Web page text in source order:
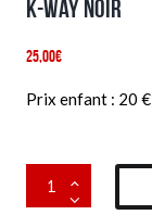
K-way noir
25,00€
Prix enfant : 20 €